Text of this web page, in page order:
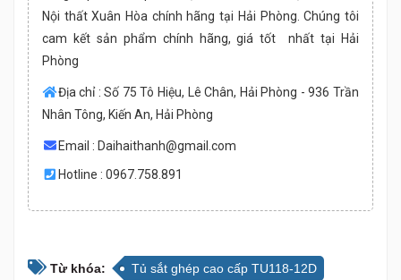
Nội thất Xuân Hòa chính hãng tại Hải Phòng. Chúng tôi
cam kết sản phẩm chính hãng, giá tốt nhất tại Hải
Phòng
Địa chỉ : Số 75 Tô Hiệu, Lê Chân, Hải Phòng - 936 Trần
Nhân Tông, Kiến An, Hải Phòng
Email : Daihaithanh@gmail.com
Hotline : 0967.758.891
Từ khóa: Tủ sắt ghép cao cấp TU118-12D